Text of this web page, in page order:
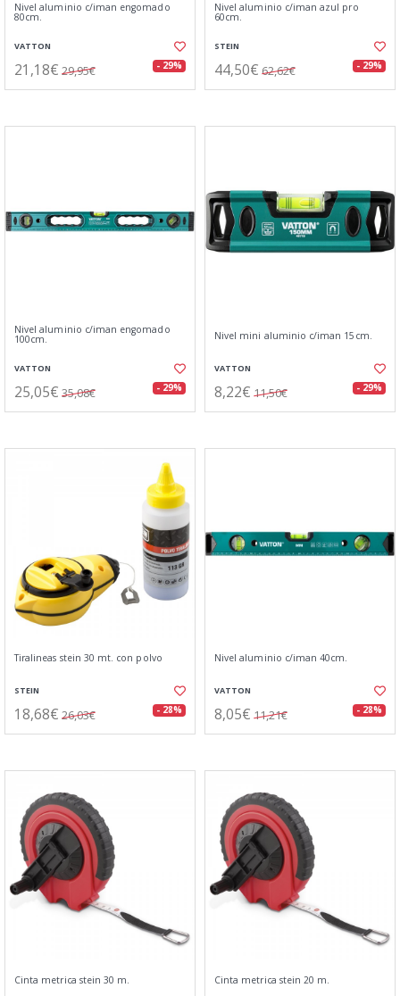
Nivel aluminio c/iman engomado
80cm.
VATTON
21,18€ 29,95€ - 29%
Nivel aluminio c/iman azul pro
60cm.
STEIN
44,50€ 62,62€ - 29%
Nivel aluminio c/iman engomado
100cm.
VATTON
25,05€ 35,08€ - 29%
Nivel mini aluminio c/iman 15cm.
VATTON
8,22€ 11,50€ - 29%
Tiralineas stein 30 mt. con polvo
STEIN
18,68€ 26,03€ - 28%
Nivel aluminio c/iman 40cm.
VATTON
8,05€ 11,21€ - 28%
Cinta metrica stein 30 m. Cinta metrica stein 20 m.